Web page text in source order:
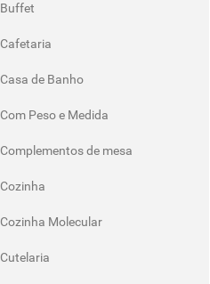
Buffet
Cafetaria
Casa de Banho
Com Peso e Medida
Complementos de mesa
Cozinha
Cozinha Molecular
Cutelaria